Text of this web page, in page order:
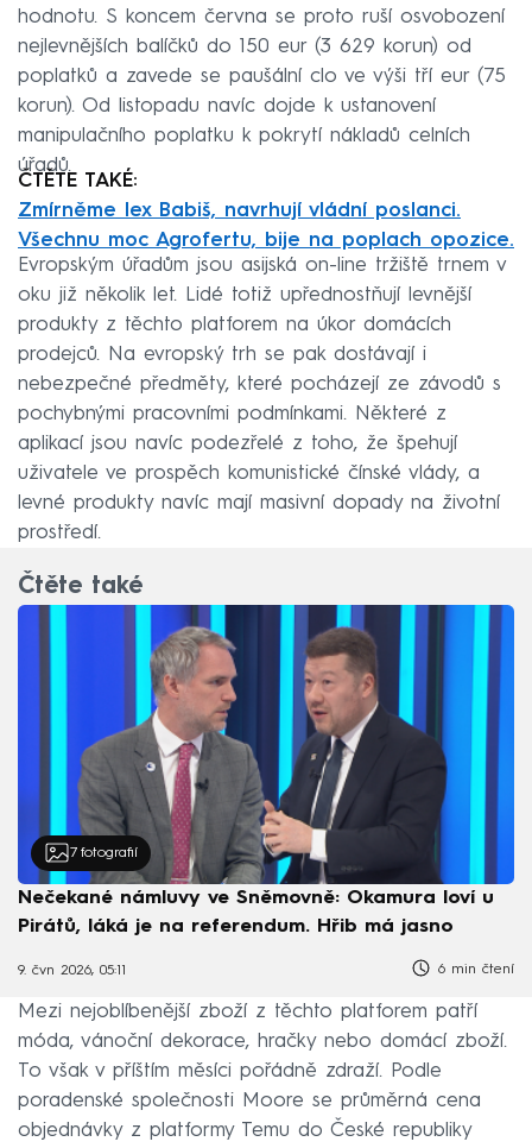
hodnotu. S koncem června se proto ruší osvobození
nejlevnějších balíčků do 150 eur (3 629 korun) od
poplatků a zavede se paušální clo ve výši tří eur (75
korun). Od listopadu navíc dojde k ustanovení
manipulačního poplatku k pokrytí nákladů celních
úřadů.
ČTĚTE TAKÉ:
Zmírněme lex Babiš, navrhují vládní poslanci.
Všechnu moc Agrofertu, bije na poplach opozice.
Evropským úřadům jsou asijská on-line tržiště trnem v
oku již několik let. Lidé totiž upřednostňují levnější
produkty z těchto platforem na úkor domácích
prodejců. Na evropský trh se pak dostávají i
nebezpečné předměty, které pocházejí ze závodů s
pochybnými pracovními podmínkami. Některé z
aplikací jsou navíc podezřelé z toho, že špehují
uživatele ve prospěch komunistické čínské vlády, a
levné produkty navíc mají masivní dopady na životní
prostředí.
Čtěte také
7 fotografií
Nečekané námluvy ve Sněmovně: Okamura loví u
Pirátů, láká je na referendum. Hřib má jasno
9. čvn 2026, 05:11 6 min čtení
Mezi nejoblíbenější zboží z těchto platforem patří
móda, vánoční dekorace, hračky nebo domácí zboží.
To však v příštím měsíci pořádně zdraží. Podle
poradenské společnosti Moore se průměrná cena
objednávky z platformy Temu do České republiky